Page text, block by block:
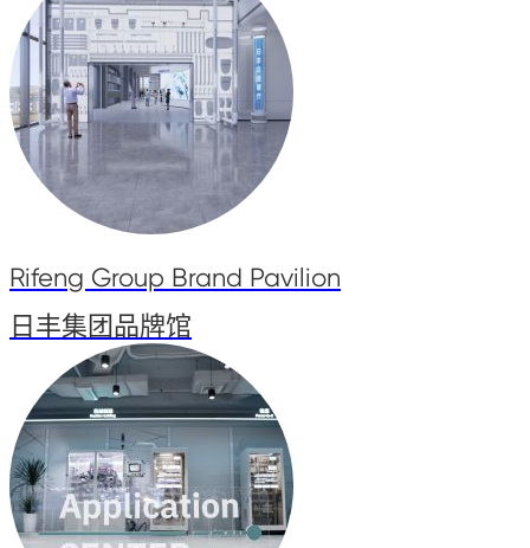
Rifeng Group Brand Pavilion
日丰集团品牌馆